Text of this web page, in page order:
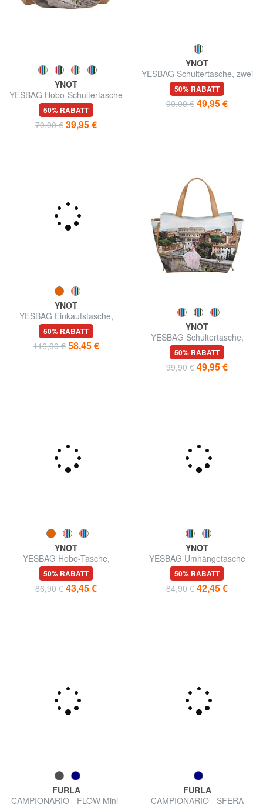
YNOT
YESBAG Hobo-Schultertasche
50% RABATT
79,90 € 39,95 €
YNOT
YESBAG Schultertasche, zwei
Fächer
50% RABATT
YNOT
YESBAG Einkaufstasche,
Umhängetasche
50% RABATT
YNOT
YESBAG Schultertasche,
verstellbare Größe
50% RABATT
99,90 € 49,95 €
YNOT
YESBAG Hobo-Tasche,
Schultertasche
50% RABATT
YNOT
YESBAG Umhängetasche
50% RABATT